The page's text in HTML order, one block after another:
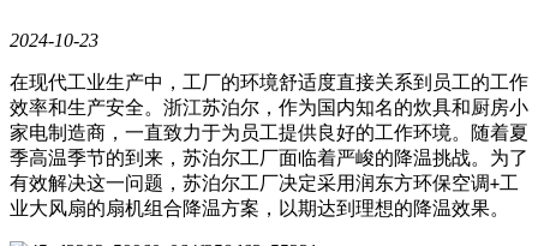
2024-10-23
在现代工业生产中，工厂的环境舒适度直接关系到员工的工作
效率和生产安全。浙江苏泊尔，作为国内知名的炊具和厨房小
家电制造商，一直致力于为员工提供良好的工作环境。随着夏
季高温季节的到来，苏泊尔工厂面临着严峻的降温挑战。为了
有效解决这一问题，苏泊尔工厂决定采用润东方环保空调+工
业大风扇的扇机组合降温方案，以期达到理想的降温效果。